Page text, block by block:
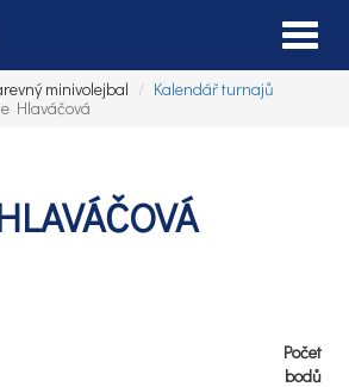
minivolejbal
Kalendář turnajů
Hlaváčová
Počet
bodů